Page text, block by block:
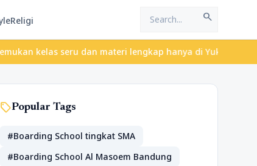
Religi search
kelas seru dan materi lengkap hanya di
sellPopular Tags
#Boarding School tingkat SMA
#Boarding School Al Masoem Bandung